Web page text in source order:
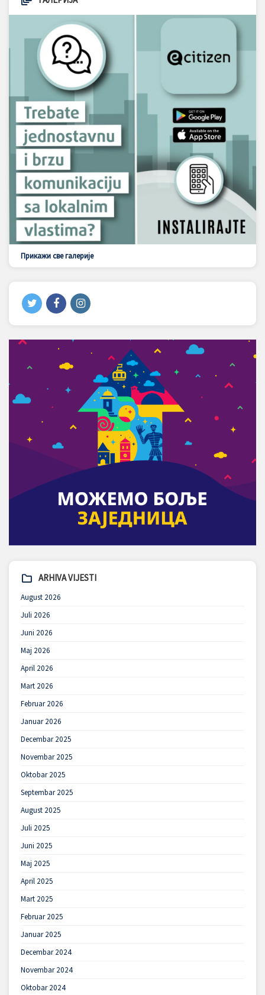
Прикажи све галерије
ARHIVA VIJESTI
August 2026
Juli 2026
Juni 2026
Maj 2026
April 2026
Mart 2026
Februar 2026
Januar 2026
Decembar 2025
Novembar 2025
Oktobar 2025
Septembar 2025
August 2025
Juli 2025
Juni 2025
Maj 2025
April 2025
Mart 2025
Februar 2025
Januar 2025
Decembar 2024
Novembar 2024
Oktobar 2024